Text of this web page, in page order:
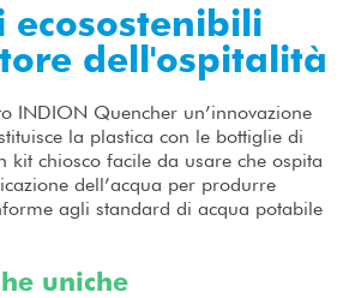
ecosostenibili
dell'ospitalità
INDION Quencher un’innovazione
la plastica con le bottiglie di
kit chiosco facile da usare che ospita
dell’acqua per produrre
agli standard di acqua potabile
uniche